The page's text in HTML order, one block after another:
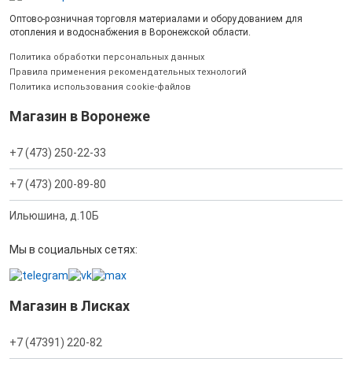
Оптово-розничная торговля материалами и оборудованием для
отопления и водоснабжения в Воронежской области.
Политика обработки персональных данных
Правила применения рекомендательных технологий
Политика использования cookie-файлов
Магазин в Воронеже
+7 (473) 250-22-33
+7 (473) 200-89-80
Ильюшина, д.10Б
Мы в социальных сетях:
Магазин в Лисках
+7 (47391) 220-82